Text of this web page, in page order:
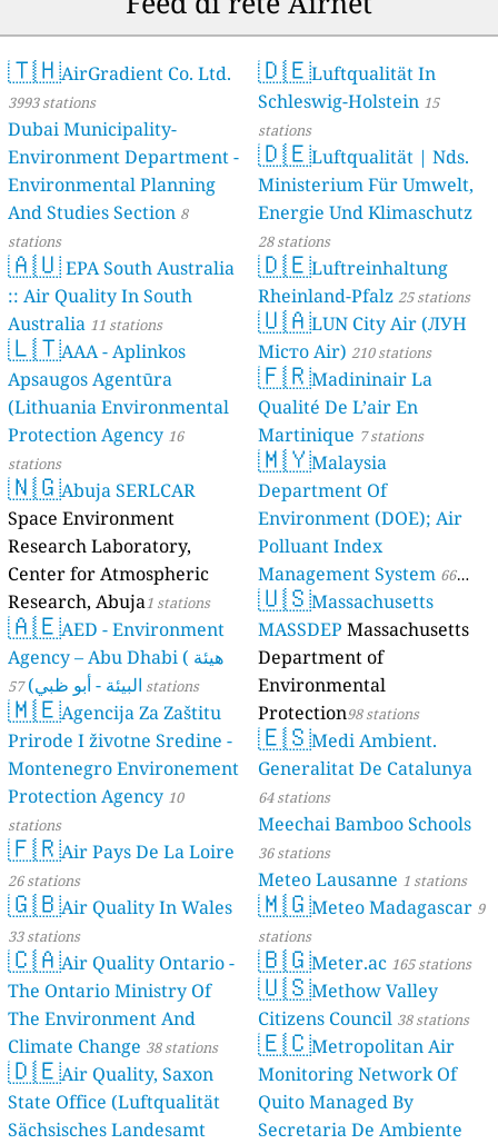
🇹🇭AirGradient Co. Ltd.
3993 stations
Dubai Municipality-
Environment Department -
Environmental Planning
And Studies Section 8
stations
🇦🇺EPA South Australia
:: Air Quality In South
Australia 11 stations
🇱🇹AAA - Aplinkos
Apsaugos Agentūra
(Lithuania Environmental
Protection Agency 16
stations
🇳🇬Abuja SERLCAR
Space Environment
Research Laboratory,
Center for Atmospheric
Research, Abuja1 stations
🇦🇪AED - Environment
Agency – Abu Dhabi ( هيئة
البيئة - أبو ظبي) 57 stations
🇲🇪Agencija Za Zaštitu
Prirode I životne Sredine -
Montenegro Environement
Protection Agency 10
stations
🇫🇷Air Pays De La Loire
26 stations
🇬🇧Air Quality In Wales
33 stations
🇨🇦Air Quality Ontario -
The Ontario Ministry Of
The Environment And
Climate Change 38 stations
🇩🇪Air Quality, Saxon
State Office (Luftqualität
Sächsisches Landesamt
🇩🇪Luftqualität In
Schleswig-Holstein 15
stations
🇩🇪Luftqualität | Nds.
Ministerium Für Umwelt,
Energie Und Klimaschutz
28 stations
🇩🇪Luftreinhaltung
Rheinland-Pfalz 25 stations
🇺🇦LUN City Air (ЛУН
Місто Air) 210 stations
🇫🇷Madininair La
Qualité De L’air En
Martinique 7 stations
🇲🇾Malaysia
Department Of
Environment (DOE); Air
Polluant Index
Management System 66
stations
🇺🇸Massachusetts
MASSDEP Massachusetts
Department of
Environmental
Protection98 stations
🇪🇸Medi Ambient.
Generalitat De Catalunya
64 stations
Meechai Bamboo Schools
36 stations
Meteo Lausanne 1 stations
🇲🇬Meteo Madagascar 9
stations
🇧🇬Meter.ac 165 stations
🇺🇸Methow Valley
Citizens Council 38 stations
🇪🇨Metropolitan Air
Monitoring Network Of
Quito Managed By
Secretaria De Ambiente